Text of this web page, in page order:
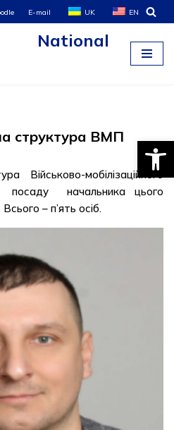
E-mail UK EN
National
структура ВМП
Військово-мобілізаційного
посаду начальника цього
– п’ять осіб.